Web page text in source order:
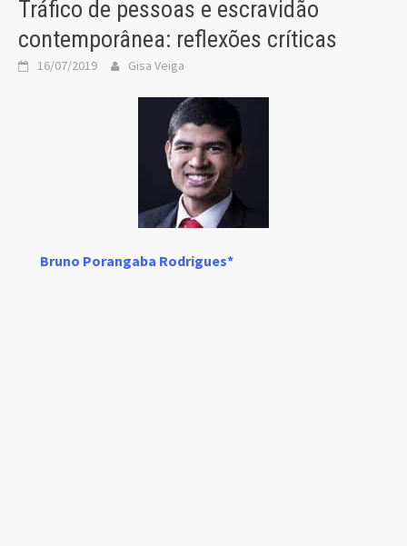
Tráfico de pessoas e escravidão
contemporânea: reflexões críticas
16/07/2019 Gisa Veiga
Bruno Porangaba Rodrigues*